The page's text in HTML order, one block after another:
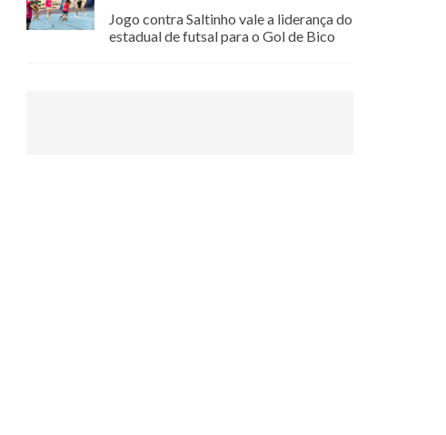
Jogo contra Saltinho vale a liderança do
estadual de futsal para o Gol de Bico